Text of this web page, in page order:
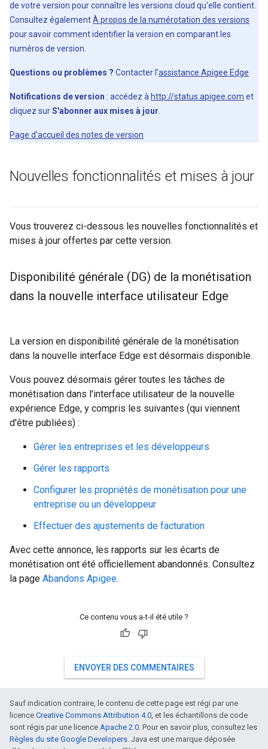
de votre version pour connaître les versions cloud qu'elle contient.
Consultez égalementÀ propos de la numérotation des versions
pour savoir comment identifier la version en comparant les
numéros de version.
Questions ou problèmes ? Contacter l'assistance Apigee Edge
Notifications de version : accédez à http://status.apigee.com et
cliquez surS'abonner aux mises à jour
Page d'accueil des notes de version
Nouvelles fonctionnalités et mises à jour
Vous trouverez ci-dessous les nouvelles fonctionnalités et
mises à jour offertes par cette version.
Disponibilité générale (DG) de la monétisation
dans la nouvelle interface utilisateur Edge
La version en disponibilité générale de la monétisation
dans la nouvelle interface Edge est désormais disponible.
Vous pouvez désormais gérer toutes les tâches de
monétisation dans l'interface utilisateur de la nouvelle
expérience Edge, y compris les suivantes (qui viennent
d'être publiées) :
Gérer les entreprises et les développeurs
Gérer les rapports
Configurer les propriétés de monétisation pour une
entreprise ou un développeur
Effectuer des ajustements de facturation
Avec cette annonce, les rapports sur les écarts de
monétisation ont été officiellement abandonnés. Consultez
la page Abandons Apigee.
Ce contenu vous a-t-il été utile ?
ENVOYER DES COMMENTAIRES
Sauf indication contraire, le contenu de cette page est régi par une
licence Creative Commons Attribution 4.0, et les échantillons de code
sont régis par une licence Apache 2.0. Pour en savoir plus, consultez les
Règles du site Google Developers. Java est une marque déposée